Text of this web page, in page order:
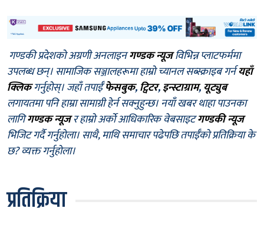
गण्डकी प्रदेशको अग्रणी अनलाइनगण्डक न्यूजविभिन्न प्लाटफर्ममा
उपलब्ध छन्। सामाजिक सञ्जालहरूमा हाम्रो च्यानल सब्स्क्राइब गर्नयहाँ
क्लिकगर्नुहोस्। जहाँ तपाईँफेसबुक,ट्विटर,इन्स्टाग्राम, यूट्युब
लगायतमा पनि हाम्रा सामाग्री हेर्न सक्नुहुन्छ। नयाँ खबर थाहा पाउनका
लागिगण्डक न्यूजर हाम्रो अर्को आधिकारिक वेबसाइटगण्डकी न्यूज
भिजिट गर्दै गर्नुहोला। साथै, माथि समाचार पढेपछि तपाईँको प्रतिक्रिया के
छ? व्यक्त गर्नुहोला।
प्रतिक्रिया